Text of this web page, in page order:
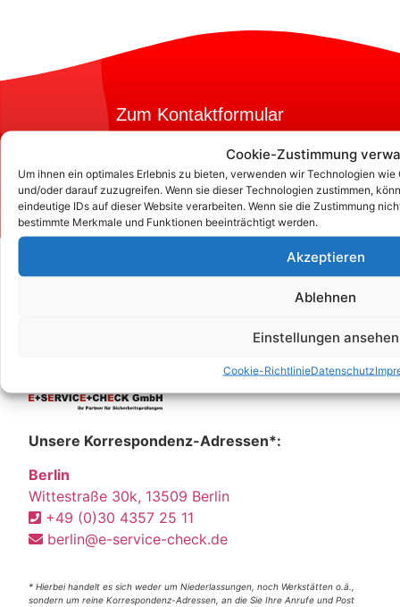
Cookie-Zustimmung
Um ihnen ein optimales Erlebnis zu bieten, verwenden wir Technologien
und/oder darauf zuzugreifen. Wenn sie dieser Technologien zustimmen,
eindeutige IDs auf dieser Website verarbeiten. Wenn sie die Zustimmung
bestimmte Merkmale und Funktionen beeinträchtigt werden.
Akzeptieren
Ablehnen
Einstellungen ansehen
Cookie-RichtlinieDatenschutz
Zum Kontaktformular
Kontakt
Unsere Korrespondenz-Adressen*:
Berlin
Wittestraße 30k, 13509 Berlin
+49 (0)30 4357 25 11
berlin@e-service-check.de
* Hierbei handelt es sich weder um Niederlassungen, noch Werkstätten o.ä.,
sondern um reine Korrespondenz-Adressen, an die Sie Ihre Anrufe und Post